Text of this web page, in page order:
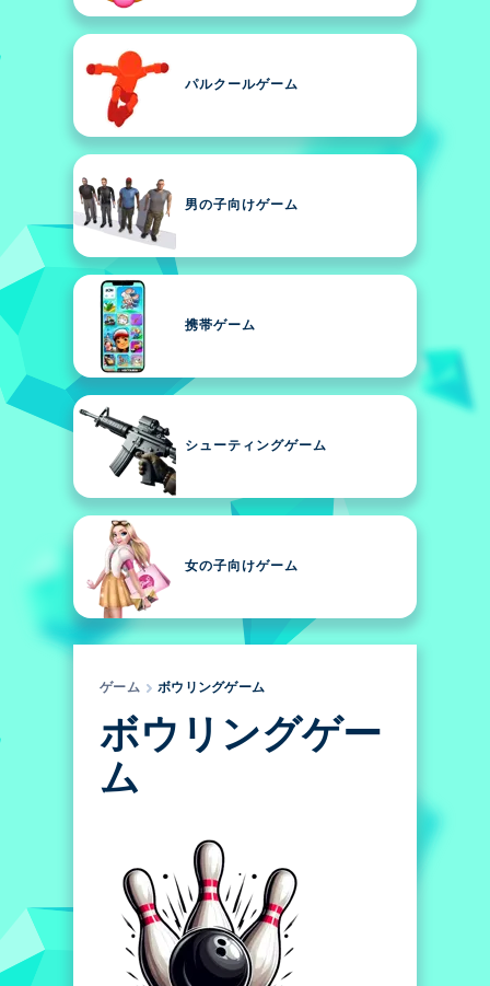
パルクールゲーム
男の子向けゲーム
携帯ゲーム
シューティングゲーム
女の子向けゲーム
ゲーム ボウリングゲーム
ボウリングゲー
ム